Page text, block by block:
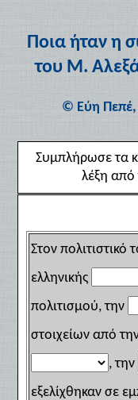
Ποια ήταν η
του Μ.
© Εύη Πεπέ,
Συμπλήρωσε τα
λέξη από
Στον πολιτιστικό
ελληνικής
πολιτισμού, την
στοιχείων από
, την
εξελίχθηκαν σε